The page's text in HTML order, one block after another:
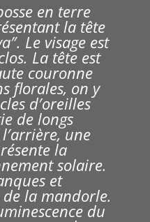
en terre
la tête
Le visage est
La tête est
couronne
florales, on y
d′oreilles
de longs
une
la
solaire.
et
la mandorle.
du